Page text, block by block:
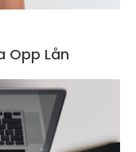
Opp Lån